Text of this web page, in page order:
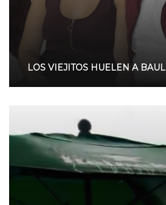
LOS VIEJITOS HUELEN A BAUL